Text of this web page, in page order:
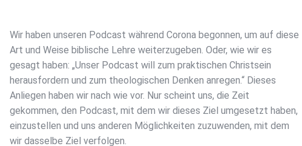
Wir haben unseren Podcast während Corona begonnen, um auf diese
Art und Weise biblische Lehre weiterzugeben. Oder, wie wir es
gesagt haben: „Unser Podcast will zum praktischen Christsein
herausfordern und zum theologischen Denken anregen.“ Dieses
Anliegen haben wir nach wie vor. Nur scheint uns, die Zeit
gekommen, den Podcast, mit dem wir dieses Ziel umgesetzt haben,
einzustellen und uns anderen Möglichkeiten zuzuwenden, mit dem
wir dasselbe Ziel verfolgen.